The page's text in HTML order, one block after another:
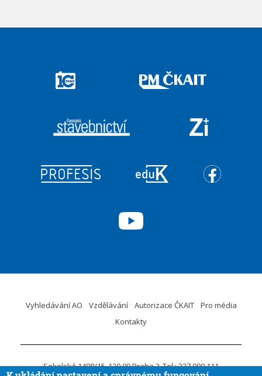
Vyhledávání AO Vzdělávání Autorizace ČKAIT
Pro média
Kontakty
Sokolská 1498/15 120 00 Praha 2 Tel.: 227 090 111